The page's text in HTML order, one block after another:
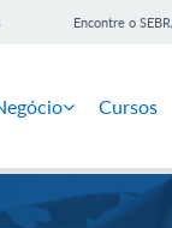
Encontre o
Cursos